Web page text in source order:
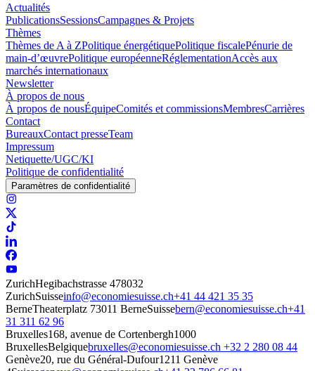
Actualités
PublicationsSessionsCampagnes & Projets
Thèmes
Thèmes de A à ZPolitique énergétiquePolitique fiscalePénurie de
main-d’œuvrePolitique européenneRéglementationAccès aux
marchés internationaux
Newsletter
À propos de nous
À propos de nousÉquipeComités et commissionsMembresCarrières
Contact
BureauxContact presseTeam
Impressum
Netiquette/UGC/KI
Politique de confidentialité
Paramètres de confidentialité
ZurichHegibachstrasse 478032
ZurichSuisseinfo@economiesuisse.ch+41 44 421 35 35
BerneTheaterplatz 73011 BerneSuissebern@economiesuisse.ch+41
31 311 62 96
Bruxelles168, avenue de Cortenbergh1000
BruxellesBelgiquebruxelles@economiesuisse.ch +32 2 280 08 44
Genève20, rue du Général-Dufour1211 Genève